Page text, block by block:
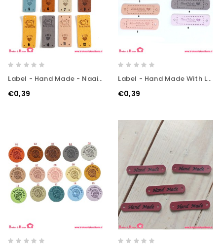
Label - Hand Made - Naaimachine
€0,39
Label - Hand Made With Love
€0,39